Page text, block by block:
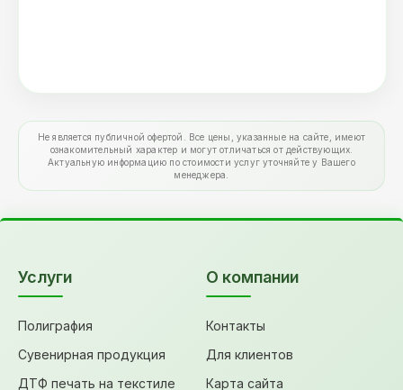
Не является публичной офертой. Все цены, указанные на сайте, имеют
ознакомительный характер и могут отличаться от действующих.
Актуальную информацию по стоимости услуг уточняйте у Вашего
менеджера.
Услуги
Полиграфия
Сувенирная продукция
ДТФ печать на текстиле
О компании
Контакты
Для клиентов
Карта сайта